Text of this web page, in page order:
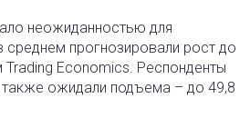
неожиданностью для
среднем прогнозировали рост до
Trading Economics. Респонденты
также ожидали подъема – до 49,8